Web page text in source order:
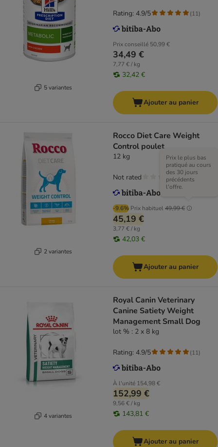
5 variantes
Prix conseillé 50,99 €
34,49 €
7,77 € / kg
32,42 €
Rating: 4.9/5 (11)
Ajouter au panier
2 variantes
Rocco Diet Care Weight
Control poulet
12 kg
-9.6% Prix habituel49,99 €
Prix le plus bas
pratiqué au cours
des 30 jours
précédents
l'offre.
45,19 €
3,77 € / kg
42,03 €
Not rated
Ajouter au panier
4 variantes
Royal Canin Veterinary
Canine Satiety Weight
Management Small Dog
lot % : 2 x 8 kg
À l'unité 154,98 €
152,99 €
9,56 € / kg
143,81 €
Rating: 4.9/5 (11)
Ajouter au panier